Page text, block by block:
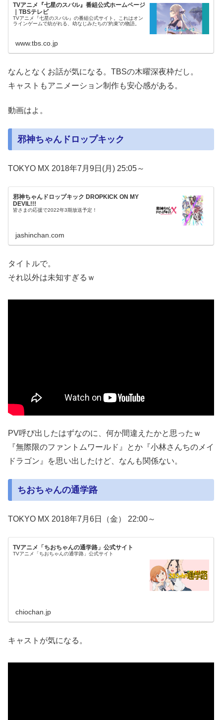
TVアニメ『七星のスバル』番組公式ホームページ
｜TBSテレビ
TVアニメ『七星のスバル』の番組公式サイト。これはオン
ラインゲームで紡がれる、幼なじみたちの”約束”の物語。
www.tbs.co.jp
なんとなくお話が気になる。TBSの木曜深夜枠だし。
キャストもアニメーション制作も安心感がある。
動画はよ。
邪神ちゃんドロップキック
TOKYO MX 2018年7月9日(月) 25:05～
邪神ちゃんドロップキック DROPKICK ON MY
DEVIL!!!
皆さまの応援で2022年3期放送予定！
jashinchan.com
タイトルで。
それ以外は未知すぎるｗ
PV呼び出したはずなのに、何か間違えたかと思ったｗ
『無際限のファントムワールド』とか『小林さんちのメイ
ドラゴン』を思い出したけど、なんも関係ない。
ちおちゃんの通学路
TOKYO MX 2018年7月6日（金） 22:00～
TVアニメ「ちおちゃんの通学路」公式サイト
TVアニメ「ちおちゃんの通学路」公式サイト
chiochan.jp
キャストが気になる。